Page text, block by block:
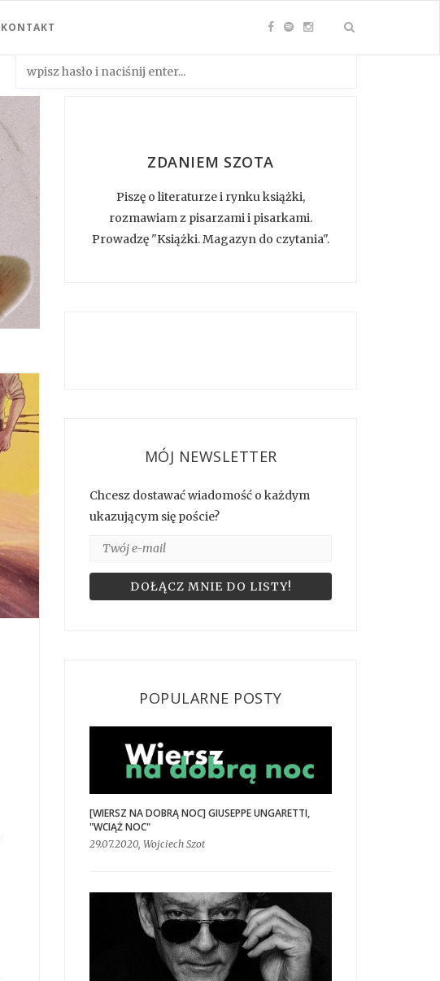
KONTAKT
ZDANIEM SZOTA
Piszę o literaturze i rynku książki,
rozmawiam z pisarzami i pisarkami.
Prowadzę "Książki. Magazyn do czytania".
MÓJ NEWSLETTER
Chcesz dostawać wiadomość o każdym
ukazującym się poście?
POPULARNE POSTY
[WIERSZ NA DOBRĄ NOC] GIUSEPPE UNGARETTI,
"WCIĄŻ NOC"
29.07.2020, Wojciech Szot